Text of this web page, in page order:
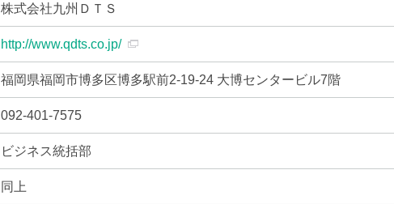
株式会社九州ＤＴＳ
http://www.qdts.co.jp/
福岡県福岡市博多区博多駅前2-19-24 大博センタービル7階
092-401-7575
ビジネス統括部
同上